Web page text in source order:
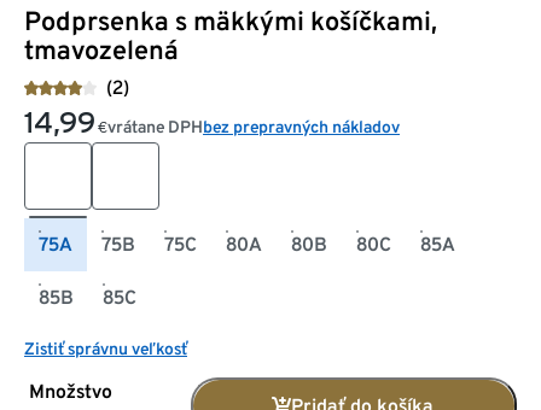
Podprsenka s mäkkými košíčkami,
tmavozelená
(2)
14,99 €vrátane DPHbez prepravných nákladov
75A 75B 75C 80A 80B 80C 85A
85B 85C
Zistiť správnu veľkosť
Množstvo